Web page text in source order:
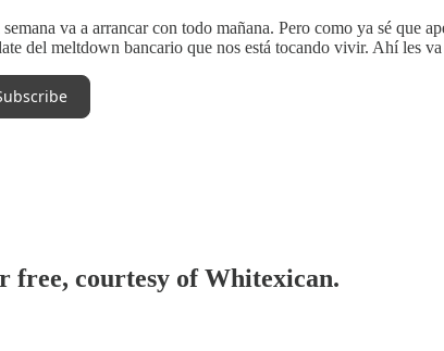
va a arrancar con todo mañana. Pero como ya sé que
del meltdown bancario que nos está tocando vivir. Ahí les
free, courtesy of Whitexican.